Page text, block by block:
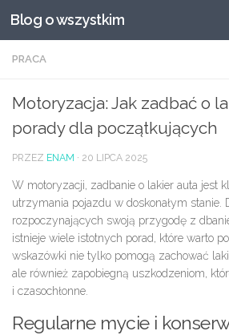
Przeskocz do treści
Blog o wszystkim
PRACA
Motoryzacja: Jak zadbać o
porady dla początkujących
PRZEZ ENAM · 20 LIPCA 2025
W motoryzacji, zadbanie o lakier auta jest
utrzymania pojazdu w doskonałym stanie.
rozpoczynających swoją przygodę z
istnieje wiele istotnych porad, które warto
wskazówki nie tylko pomogą zachować
ale również zapobiegną uszkodzeniom,
i czasochłonne.
Regularne mycie i